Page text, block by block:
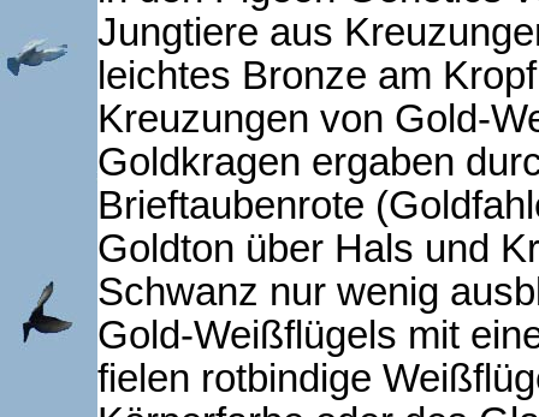
Jungtiere aus
leichtes Bronze am
Kreuzungen von Gold-
Goldkragen ergaben
Brieftaubenrote
Goldton über Hals und
Schwanz nur wenig
Gold-Weißflügels mit
fielen rotbindige